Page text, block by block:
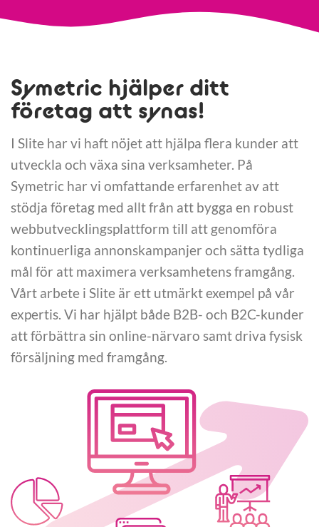
Symetric hjälper ditt
företag att synas!
I Slite har vi haft nöjet att hjälpa flera kunder att
utveckla och växa sina verksamheter. På
Symetric har vi omfattande erfarenhet av att
stödja företag med allt från att bygga en robust
webbutvecklingsplattform till att genomföra
kontinuerliga annonskampanjer och sätta tydliga
mål för att maximera verksamhetens framgång.
Vårt arbete i Slite är ett utmärkt exempel på vår
expertis. Vi har hjälpt både B2B- och B2C-kunder
att förbättra sin online-närvaro samt driva fysisk
försäljning med framgång.